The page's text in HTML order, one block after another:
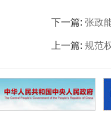
下一篇: 张政
上一篇: 规范